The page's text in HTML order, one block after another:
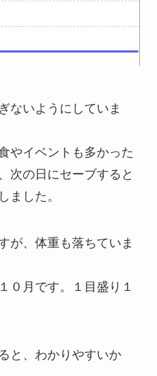
ないようにしていま
やイベントも多かった
次の日にセーブすると
ました。
が、体重も落ちていま
０月です。１目盛り１
と、わかりやすいか